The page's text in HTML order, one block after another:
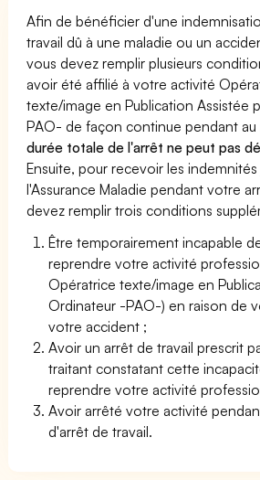
Afin de bénéficier d'une
travail dû à une maladie ou un
vous devez remplir plusieurs
avoir été affilié à votre activité
texte/image en Publication Assistée
PAO- de façon continue pendant au
durée totale de l'arrêt ne peut pas
Ensuite, pour recevoir les
l'Assurance Maladie pendant votre
devez remplir trois conditions
Être temporairement incapable
reprendre votre activité
Opératrice texte/image en
Ordinateur -PAO-) en raison de
votre accident ;
Avoir un arrêt de travail prescrit
traitant constatant cette
reprendre votre activité
Avoir arrêté votre activité
d'arrêt de travail.